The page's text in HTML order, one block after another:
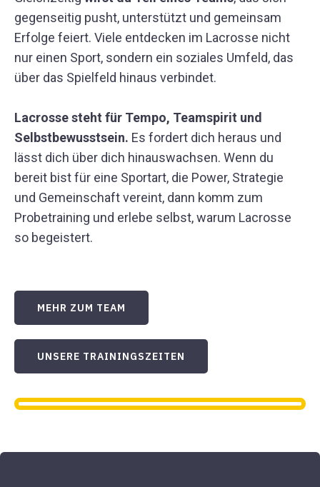
gegenseitig pusht, unterstützt und gemeinsam
Erfolge feiert. Viele entdecken im Lacrosse nicht
nur einen Sport, sondern ein soziales Umfeld, das
über das Spielfeld hinaus verbindet.
Lacrosse steht für Tempo, Teamspirit und
Selbstbewusstsein. Es fordert dich heraus und
lässt dich über dich hinauswachsen. Wenn du
bereit bist für eine Sportart, die Power, Strategie
und Gemeinschaft vereint, dann komm zum
Probetraining und erlebe selbst, warum Lacrosse
so begeistert.
MEHR ZUM TEAM
UNSERE TRAININGSZEITEN